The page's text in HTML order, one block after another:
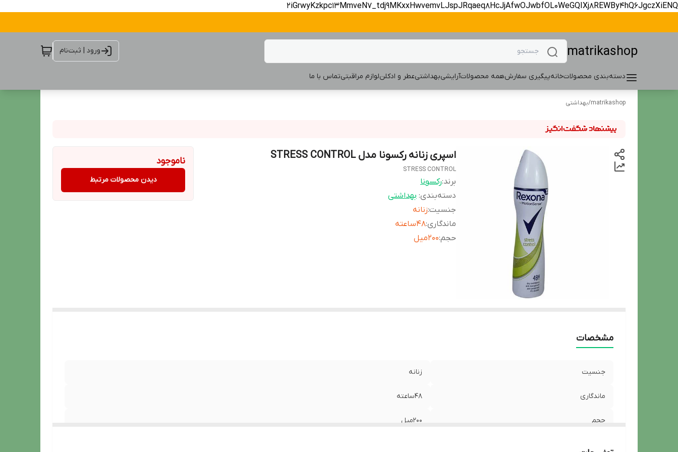
2iGrwyKzkpc13MmveN7_tdj9MKxxHwvemvLJspJRqaeq8HcJjAfwOJwbfOL0WeGQIXj8REWBy4hQ6JgczXiENQ
matrikashop ورود | ثبت‌نام
دسته‌بندی محصولاتخانهپیگیری سفارشهمه محصولاتآرایشیبهداشتیعطر و ادکلنلوازم مراقبتیتماس با ما
matrikashop
/بهداشتی
اسپری زنانه رکسونا مدل STRESS CONTROL
STRESS CONTROL
برند:رکسونا
دسته‌بندی: بهداشتی
جنسیت:زنانه
ماندگاری:48ساعته
حجم:200میل
ناموجود
دیدن محصولات مرتبط
مشخصات
جنسیت زنانه
ماندگاری 48ساعته
حجم 200میل